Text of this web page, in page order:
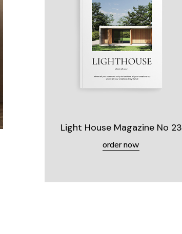
Light House Magazine No 23
order now